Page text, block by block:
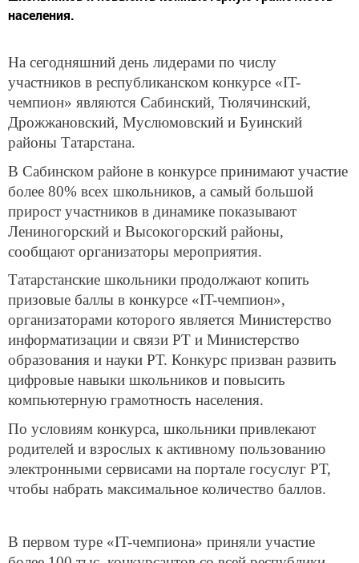
населения.
На сегодняшний день лидерами по числу
участников в республиканском конкурсе «IT-
чемпион» являются Сабинский, Тюлячинский,
Дрожжановский, Муслюмовский и Буинский
районы Татарстана.
В Сабинском районе в конкурсе принимают участие
более 80% всех школьников, а самый большой
прирост участников в динамике показывают
Лениногорский и Высокогорский районы,
сообщают организаторы мероприятия.
Татарстанские школьники продолжают копить
призовые баллы в конкурсе «IT-чемпион»,
организаторами которого является Министерство
информатизации и связи РТ и Министерство
образования и науки РТ. Конкурс призван развить
цифровые навыки школьников и повысить
компьютерную грамотность населения.
По условиям конкурса, школьники привлекают
родителей и взрослых к активному пользованию
электронными сервисами на портале госуслуг РТ,
чтобы набрать максимальное количество баллов.
В первом туре «IT-чемпиона» приняли участие